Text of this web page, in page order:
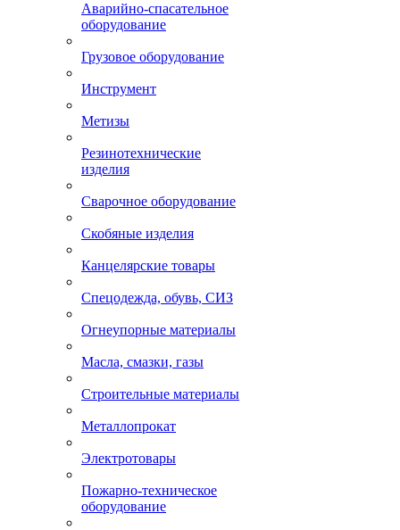
Аварийно-спасательное
оборудование
Грузовое оборудование
Инструмент
Метизы
Резинотехнические
изделия
Сварочное оборудование
Скобяные изделия
Канцелярские товары
Спецодежда, обувь, СИЗ
Огнеупорные материалы
Масла, смазки, газы
Строительные материалы
Металлопрокат
Электротовары
Пожарно-техническое
оборудование